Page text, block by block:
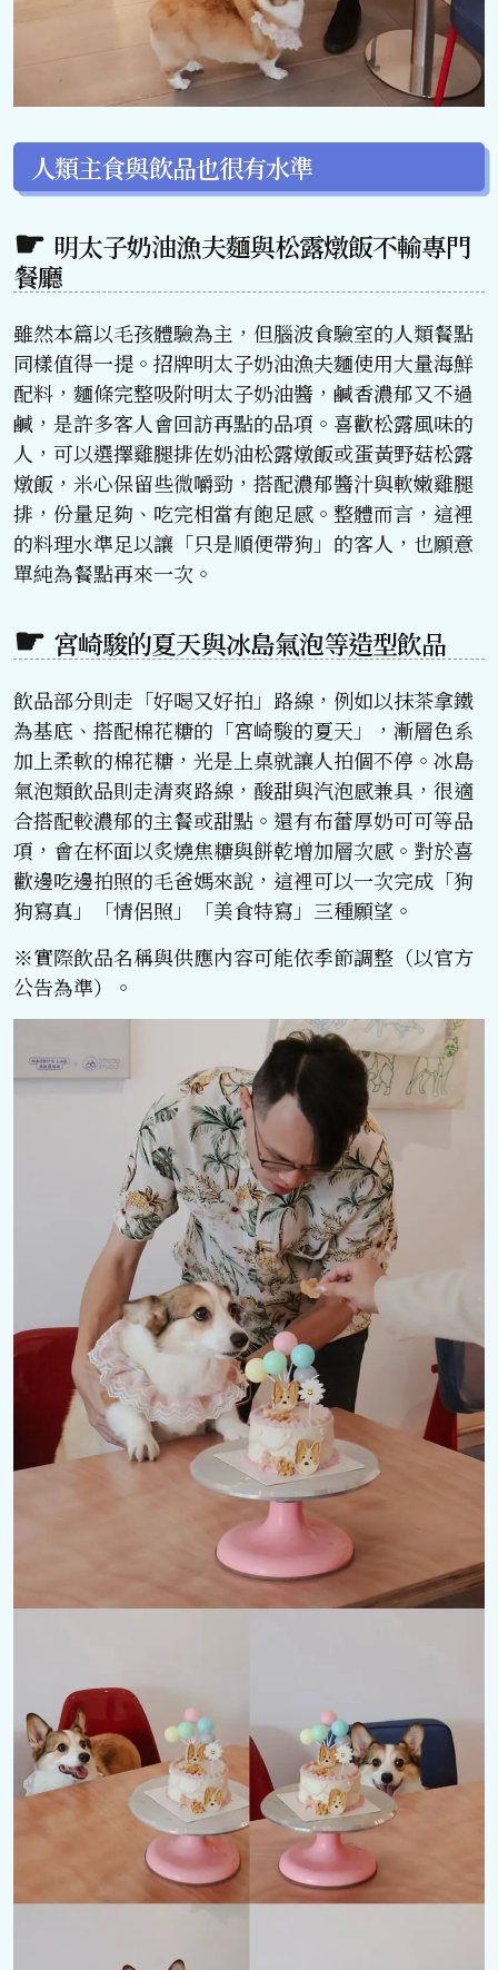
人類主食與飲品也很有水準
明太子奶油漁夫麵與松露燉飯不輸專門
餐廳
雖然本篇以毛孩體驗為主，但腦波食驗室的人類餐點
同樣值得一提。招牌明太子奶油漁夫麵使用大量海鮮
配料，麵條完整吸附明太子奶油醬，鹹香濃郁又不過
鹹，是許多客人會回訪再點的品項。喜歡松露風味的
人，可以選擇雞腿排佐奶油松露燉飯或蛋黃野菇松露
燉飯，米心保留些微嚼勁，搭配濃郁醬汁與軟嫩雞腿
排，份量足夠、吃完相當有飽足感。整體而言，這裡
的料理水準足以讓「只是順便帶狗」的客人，也願意
單純為餐點再來一次。
宮崎駿的夏天與冰島氣泡等造型飲品
飲品部分則走「好喝又好拍」路線，例如以抹茶拿鐵
為基底、搭配棉花糖的「宮崎駿的夏天」，漸層色系
加上柔軟的棉花糖，光是上桌就讓人拍個不停。冰島
氣泡類飲品則走清爽路線，酸甜與汽泡感兼具，很適
合搭配較濃郁的主餐或甜點。還有布蕾厚奶可可等品
項，會在杯面以炙燒焦糖與餅乾增加層次感。對於喜
歡邊吃邊拍照的毛爸媽來說，這裡可以一次完成「狗
狗寫真」「情侶照」「美食特寫」三種願望。
※實際飲品名稱與供應內容可能依季節調整（以官方
公告為準）。